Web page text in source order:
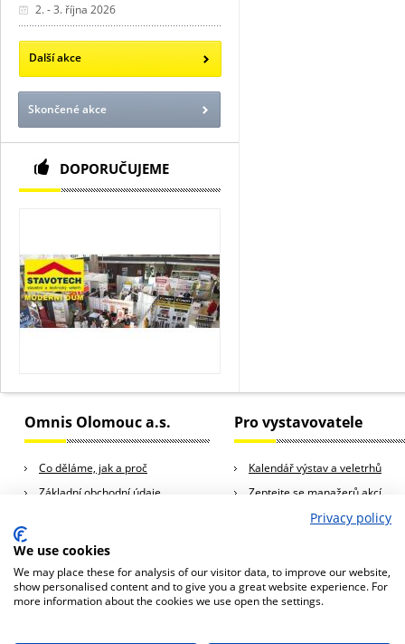
2. - 3. října 2026
Další akce
Skončené akce
DOPORUČUJEME
Omnis Olomouc a.s.
Co děláme, jak a proč
Základní obchodní údaje
Pro vystavovatele
Kalendář výstav a veletrhů
Zeptejte se manažerů akcí
Rady a tipy pro vystavovatele
© 2013 Omnis Olomouc a.s., všechna práva vyhrazena
Privacy policy
We use cookies
We may place these for analysis of our visitor data, to improve our website,
show personalised content and to give you a great website experience. For
more information about the cookies we use open the settings.